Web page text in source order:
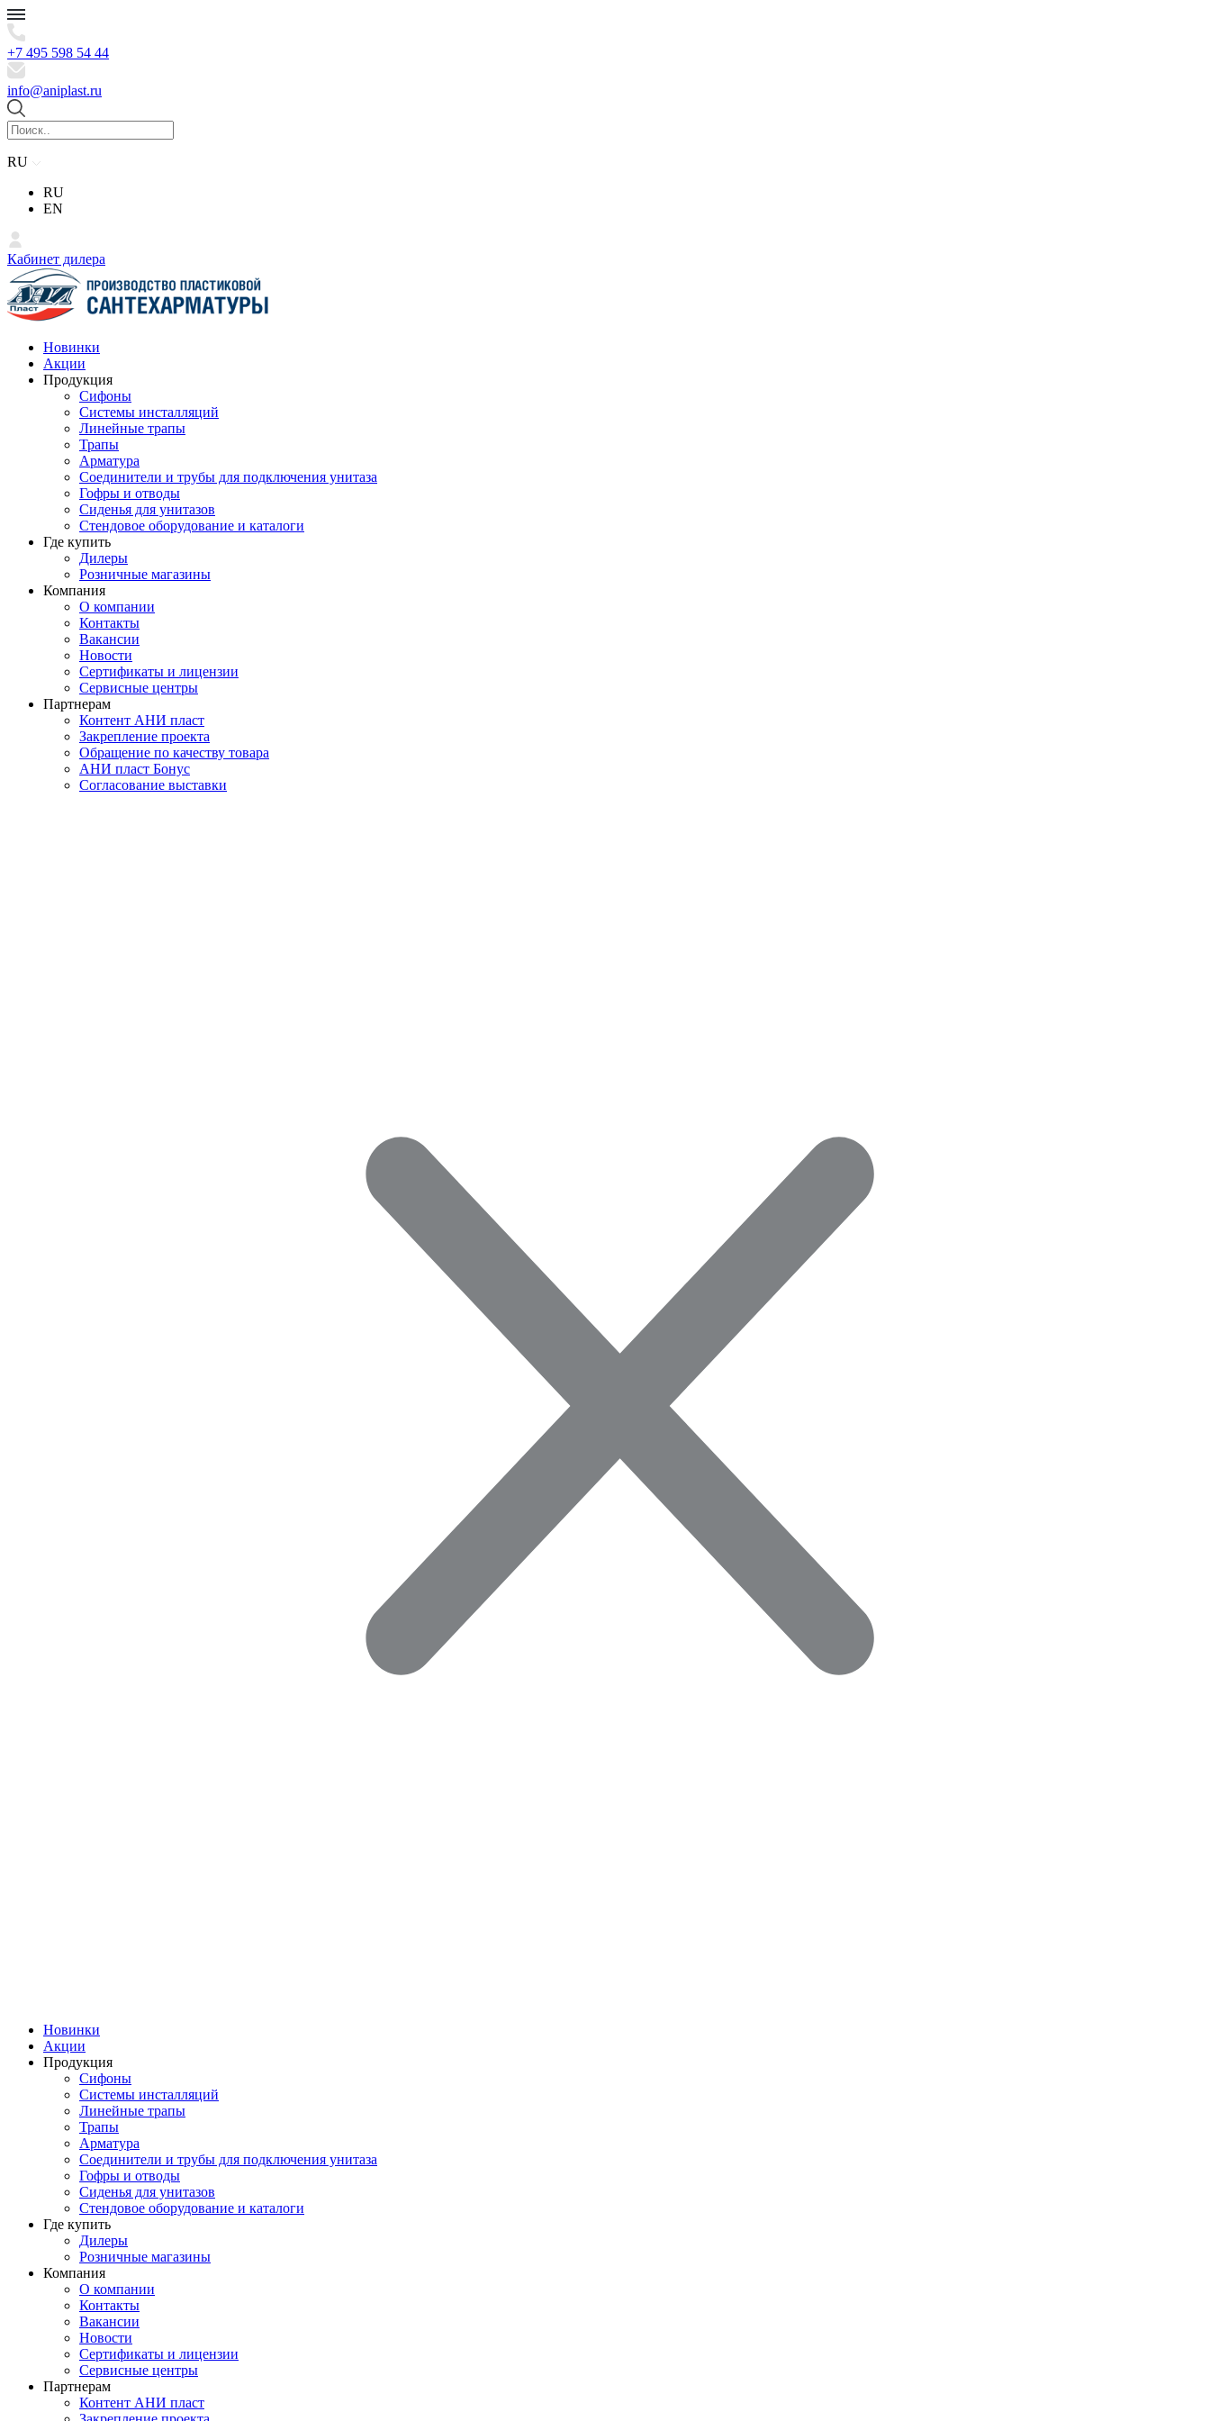
+7 495 598 54 44
info@aniplast.ru
RU
RU
EN
Кабинет дилера
Новинки
Акции
Продукция
Сифоны
Системы инсталляций
Линейные трапы
Трапы
Арматура
Соединители и трубы для подключения унитаза
Гофры и отводы
Сиденья для унитазов
Стендовое оборудование и каталоги
Где купить
Дилеры
Розничные магазины
Компания
О компании
Контакты
Вакансии
Новости
Сертификаты и лицензии
Сервисные центры
Партнерам
Контент АНИ пласт
Закрепление проекта
Обращение по качеству товара
АНИ пласт Бонус
Согласование выставки
Новинки
Акции
Продукция
Сифоны
Системы инсталляций
Линейные трапы
Трапы
Арматура
Соединители и трубы для подключения унитаза
Гофры и отводы
Сиденья для унитазов
Стендовое оборудование и каталоги
Где купить
Дилеры
Розничные магазины
Компания
О компании
Контакты
Вакансии
Новости
Сертификаты и лицензии
Сервисные центры
Партнерам
Контент АНИ пласт